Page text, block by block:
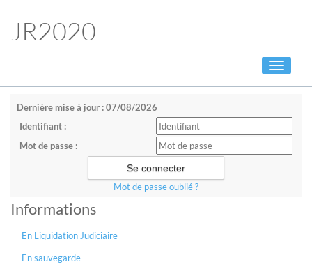
JR2020
Toggle
Dernière mise à jour : 07/08/2026
Identifiant :
Mot de passe :
Mot de passe oublié ?
Informations
En Liquidation Judiciaire
En sauvegarde